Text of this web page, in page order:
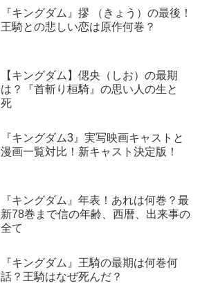
『キングダム』摎 （きょう）の最後！
王騎との悲しい恋は原作何巻？
【キングダム】偲央（しお）の最期
は？『首斬り桓騎』の思い人の生と
死
『キングダム3』実写映画キャストと
漫画一覧対比！新キャスト決定版！
『キングダム』年表！あれは何巻？最
新78巻まで信の年齢、西暦、出来事の
全て
『キングダム』王騎の最期は何巻何
話？王騎はなぜ死んだ？